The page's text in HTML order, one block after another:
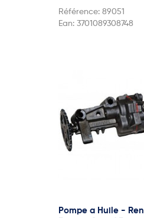
Référence: 89051
Ean: 3701089308748
Pompe a Huile -